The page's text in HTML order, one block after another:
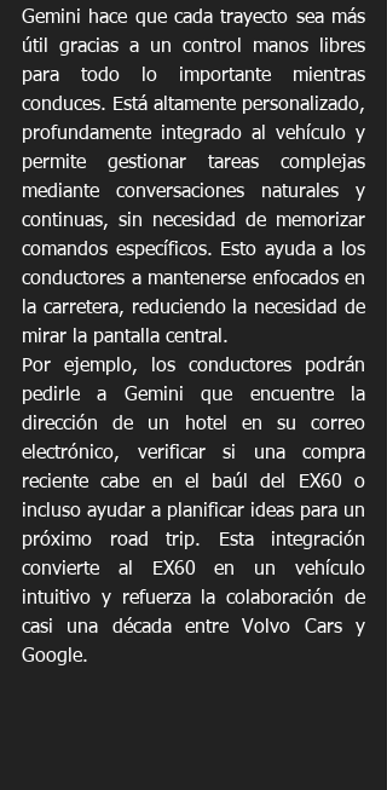
Gemini hace que cada trayecto sea más
útil gracias a un control manos libres
para todo lo importante mientras
conduces. Está altamente personalizado,
profundamente integrado al vehículo y
permite gestionar tareas complejas
mediante conversaciones naturales y
continuas, sin necesidad de memorizar
comandos específicos. Esto ayuda a los
conductores a mantenerse enfocados en
la carretera, reduciendo la necesidad de
mirar la pantalla central.
Por ejemplo, los conductores podrán
pedirle a Gemini que encuentre la
dirección de un hotel en su correo
electrónico, verificar si una compra
reciente cabe en el baúl del EX60 o
incluso ayudar a planificar ideas para un
próximo road trip. Esta integración
convierte al EX60 en un vehículo
intuitivo y refuerza la colaboración de
casi una década entre Volvo Cars y
Google.